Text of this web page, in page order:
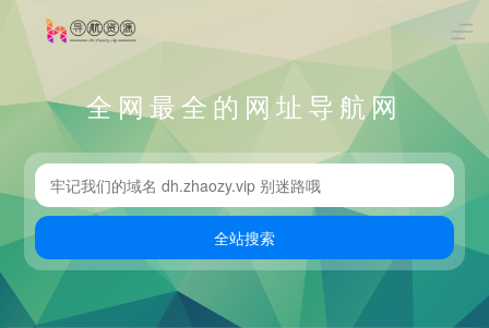
全网最全的网址导航网